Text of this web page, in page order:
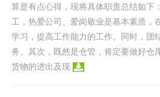
算是有点心得，现将具体职责总结如下
工，热爱公司、爱岗敬业是基本素质，
学习，提高工作能力的工作。同时，团
务。其次，既然是仓管，肯定要做好仓
货物的进出及现